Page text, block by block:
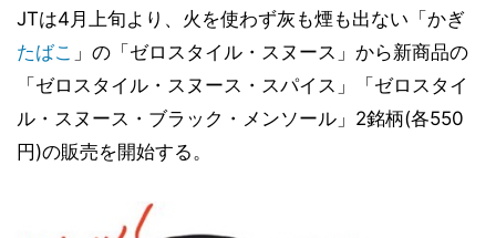
JTは4月上旬より、火を使わず灰も煙も出ない「かぎ
たばこ 」の「ゼロスタイル・スヌース」から新商品の
「ゼロスタイル・スヌース・スパイス」「ゼロスタイ
ル・スヌース・ブラック・メンソール」2銘柄(各550
円)の販売を開始する。